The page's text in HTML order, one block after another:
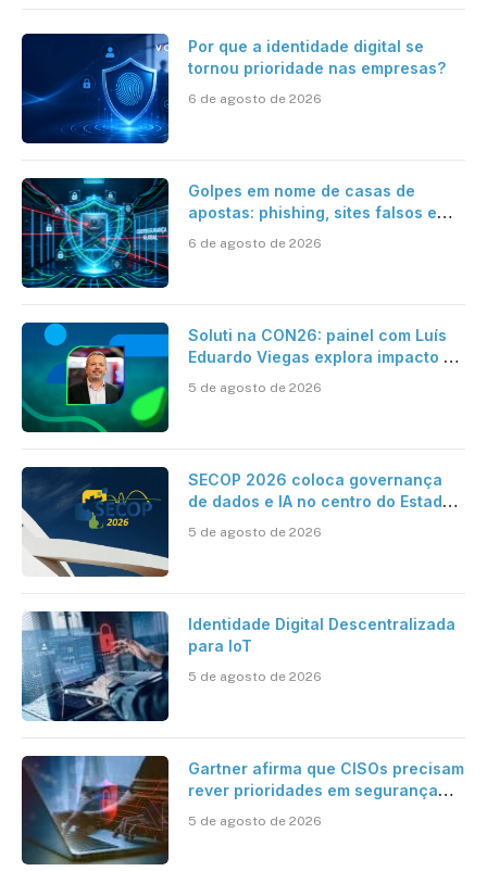
Por que a identidade digital se
tornou prioridade nas empresas?
6 de agosto de 2026
Golpes em nome de casas de
apostas: phishing, sites falsos e
6 de agosto de 2026
Soluti na CON26: painel com Luís
Eduardo Viegas explora impacto de
Contabilidade
5 de agosto de 2026
SECOP 2026 coloca governança
de dados e IA no centro do Estado
5 de agosto de 2026
Identidade Digital Descentralizada
para IoT
5 de agosto de 2026
Gartner afirma que CISOs precisam
rever prioridades em segurança
desafios impostos pela Inteligência
5 de agosto de 2026